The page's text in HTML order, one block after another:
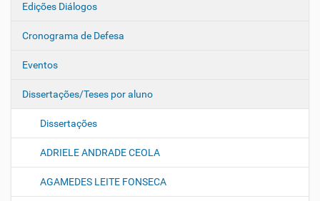
Edições Diálogos
Cronograma de Defesa
Eventos
Dissertações/Teses por aluno
Dissertações
ADRIELE ANDRADE CEOLA
AGAMEDES LEITE FONSECA